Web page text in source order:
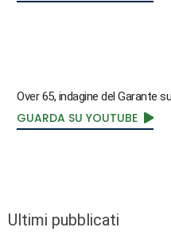
Over 65, indagine del Garante
GUARDA SU YOUTUBE
Ultimi pubblicati